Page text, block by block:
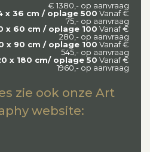
€ 1380,- op aanvraag
x 36 cm / oplage 500 Vanaf €
75,- op aanvraag
x 60 cm / oplage 100 Vanaf €
280,- op aanvraag
x 90 cm / oplage 100 Vanaf €
545,- op aanvraag
x 180 cm/ oplage 50 Vanaf €
1960,- op aanvraag
zie ook onze Art
website: